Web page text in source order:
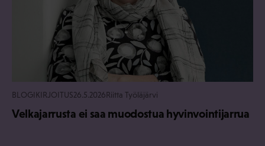
BLOGIKIRJOITUS26.5.2026Riitta Työläjärvi
Velkajarrusta ei saa muodostua hyvinvointijarrua